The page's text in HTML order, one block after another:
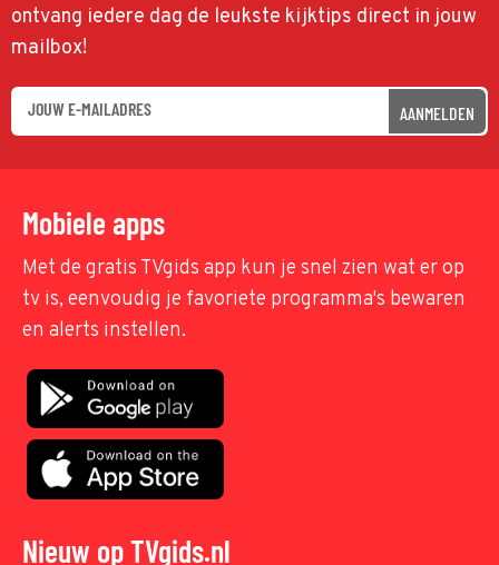
ontvang iedere dag de leukste kijktips direct in jouw
mailbox!
AANMELDEN
Mobiele apps
Met de gratis TVgids app kun je snel zien wat er op
tv is, eenvoudig je favoriete programma's bewaren
en alerts instellen.
Nieuw op TVgids.nl